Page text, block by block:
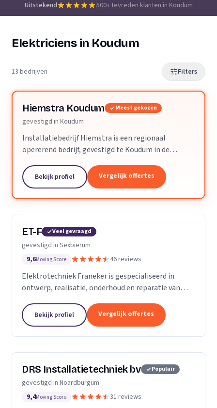
Uitstekend 500+ tevreden klanten in Koudum
Elektriciens in Koudum
13 bedrijven Filters
Hiemstra Koudum Meest gekozen
gevestigd in Koudum
Installatiebedrijf Hiemstra is een regionaal
opererend bedrijf, gevestigd te Koudum in de
Hiemstra BV ligt op elektro, gas /cv, water / sanitair
en dak- en...
Bekijk profiel Vergelijk offertes
ET-F Veel gevraagd
gevestigd in Sexbierum
9,6Moving Score 46 reviews
Elektrotechniek Franeker is gespecialiseerd in
ontwerp, realisatie, onderhoud en reparatie van
branches. Dat doen we inclusief een effectieve...
Bekijk profiel Vergelijk offertes
DRS Installatietechniek bv Populair
gevestigd in Noardburgum
9,4Moving Score 31 reviews